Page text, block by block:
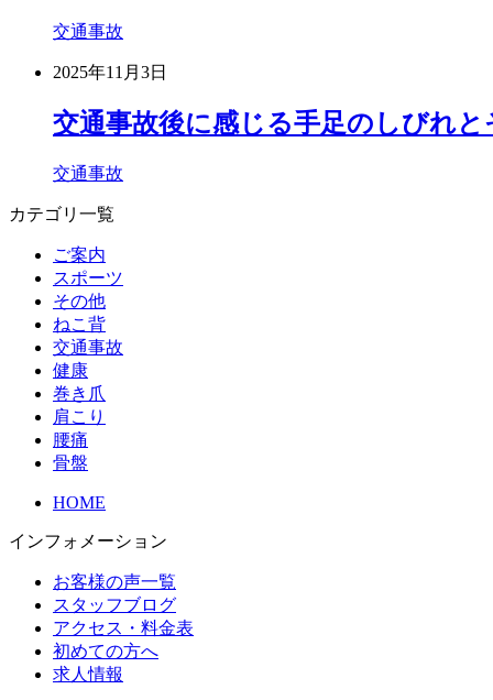
交通事故
2025年11月3日
交通事故後に感じる手足のしびれ
交通事故
カテゴリ一覧
ご案内
スポーツ
その他
ねこ背
交通事故
健康
巻き爪
肩こり
腰痛
骨盤
HOME
インフォメーション
お客様の声一覧
スタッフブログ
アクセス・料金表
初めての方へ
求人情報